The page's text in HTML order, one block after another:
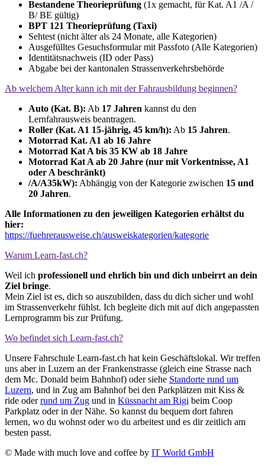
Bestandene Theorieprüfung (1x gemacht, für Kat. A1 /A /
B/ BE gültig)
BPT 121 Theorieprüfung (Taxi)
Sehtest (nicht älter als 24 Monate, alle Kategorien)
Ausgefülltes Gesuchsformular mit Passfoto (Alle Kategorien)
Identitätsnachweis (ID oder Pass)
Abgabe bei der kantonalen Strassenverkehrsbehörde
Ab welchem Alter kann ich mit der Fahrausbildung beginnen?
Auto (Kat. B): Ab 17 Jahren kannst du den
Lernfahrausweis beantragen.
Roller (Kat. A1 15-jährig, 45 km/h): Ab 15 Jahren.
Motorrad Kat. A1 ab 16 Jahre
Motorrad Kat A bis 35 KW ab 18 Jahre
Motorrad Kat A ab 20 Jahre (nur mit Vorkentnisse, A1
oder A beschränkt)
/A/A35kW): Abhängig von der Kategorie zwischen 15 und
20 Jahren.
Alle Informationen zu den jeweiligen Kategorien erhältst du
hier:
https://fuehrerausweise.ch/ausweiskategorien/kategorie
Warum Learn-fast.ch?
Weil ich professionell und ehrlich bin und dich unbeirrt an dein
Ziel bringe.
Mein Ziel ist es, dich so auszubilden, dass du dich sicher und wohl
im Strassenverkehr fühlst. Ich begleite dich mit auf dich angepassten
Lernprogramm bis zur Prüfung.
Wo befindet sich Learn-fast.ch?
Unsere Fahrschule Learn-fast.ch hat kein Geschäftslokal. Wir treffen
uns aber in Luzern an der Frankenstrasse (gleich eine Strasse nach
dem Mc. Donald beim Bahnhof) oder siehe Standorte rund um
Luzern, und in Zug am Bahnhof bei den Parkplätzen mit Kiss &
ride oderrund um Zug und in Küssnacht am Rigi beim Coop
Parkplatz oder in der Nähe. So kannst du bequem dort fahren
lernen, wo du wohnst oder wo du arbeitest und es dir zeitlich am
besten passt.
© Made with much love and coffee by IT World GmbH